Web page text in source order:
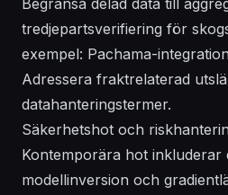
Begränsa delad data till
tredjepartsverifiering för
exempel: Pachama-
Adressera fraktrelaterad
datahanteringstermer.
Säkerhetshot och
Kontemporära hot inkluderar
modellinversion och